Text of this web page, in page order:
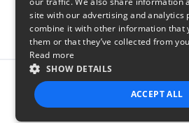
Report this
site with our advertising and analytics
combine it with other information that
them or that they’ve collected from
Read more
SHOW DETAILS
ACCEPT ALL